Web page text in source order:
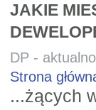
JAKIE
DP -
Strona
...żących